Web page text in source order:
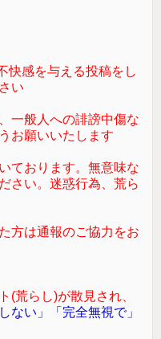
快感を与える投稿をし
い
一般人への誹謗中傷な
お願いいたします
ております。無意味な
さい。迷惑行為、荒ら
方は通報のご協力をお
(荒らし)が散見され、
ない」「完全無視で」